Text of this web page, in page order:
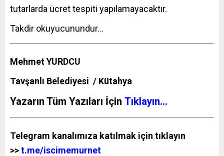
tutarlarda ücret tespiti yapılamayacaktır.
Takdir okuyucunundur…
Mehmet YURDCU
Tavşanlı Belediyesi / Kütahya
Yazarın Tüm Yazıları İçin Tıklayın…
Telegram kanalımıza katılmak için tıklayın
>>t.me/iscimemurnet